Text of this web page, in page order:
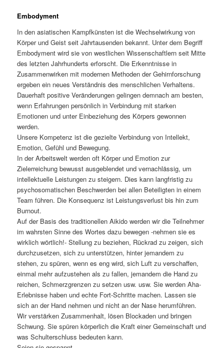
Embodyment
In den asiatischen Kampfkünsten ist die Wechselwirkung von
Körper und Geist seit Jahrtausenden bekannt. Unter dem Begriff
Embodyment wird sie von westlichen Wissenschaftlern seit Mitte
des letzten Jahrhunderts erforscht. Die Erkenntnisse in
Zusammenwirken mit modernen Methoden der Gehirnforschung
ergeben ein neues Verständnis des menschlichen Verhaltens.
Dauerhaft positive Veränderungen gelingen demnach am besten,
wenn Erfahrungen persönlich in Verbindung mit starken
Emotionen und unter Einbeziehung des Körpers gewonnen
werden.
Unsere Kompetenz ist die gezielte Verbindung von Intellekt,
Emotion, Gefühl und Bewegung.
In der Arbeitswelt werden oft Körper und Emotion zur
Zielerreichung bewusst ausgeblendet und vernachlässig, um
intellektuelle Leistungen zu steigern. Dies kann langfristig zu
psychosomatischen Beschwerden bei allen Beteiligten in einem
Team führen. Die Konsequenz ist Leistungsverlust bis hin zum
Burnout.
Auf der Basis des traditionellen Aikido werden wir die Teilnehmer
im wahrsten Sinne des Wortes dazu bewegen -nehmen sie es
wirklich wörtlich!- Stellung zu beziehen, Rückrad zu zeigen, sich
durchzusetzen, sich zu unterstützen, hinter jemandem zu
stehen, zu spüren, wenn es eng wird, sich Luft zu verschaffen,
einmal mehr aufzustehen als zu fallen, jemandem die Hand zu
reichen, Schmerzgrenzen zu setzen usw. usw. Sie werden Aha-
Erlebnisse haben und echte Fort-Schritte machen. Lassen sie
sich an der Hand nehmen und nicht an der Nase herumführen.
Wir verstärken Zusammenhalt, lösen Blockaden und bringen
Schwung. Sie spüren körperlich die Kraft einer Gemeinschaft und
was Schulterschluss bedeuten kann.